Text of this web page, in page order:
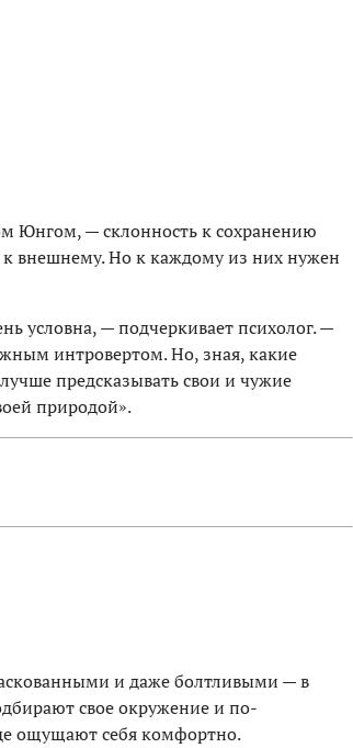
Юнгом, — склонность к сохранению
внешнему. Но к каждому из них нужен
условна, — подчеркивает психолог. —
интровертом. Но, зная, какие
предсказывать свои и чужие
природой».
и даже болтливыми — в
свое окружение и по-
ощущают себя комфортно.